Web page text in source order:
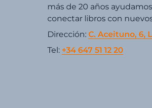
más de 20 años
conectar libros con
Dirección: C. Aceituno, 6,
Tel: +34 647 51 12 20